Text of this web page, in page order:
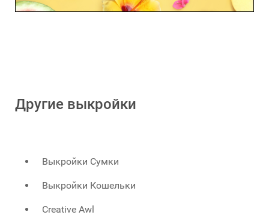
Другие выкройки
Выкройки Сумки
Выкройки Кошельки
Creative Awl